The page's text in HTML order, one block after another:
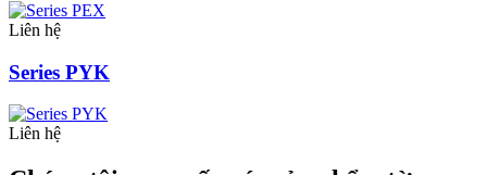
Liên hệ
Series PYK
Liên hệ